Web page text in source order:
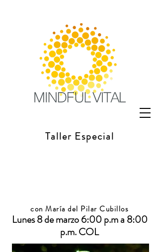
Taller Especial
con María del Pilar Cubillos
Lunes 8 de marzo 6:00 p.m a 8:00
p.m.​ COL